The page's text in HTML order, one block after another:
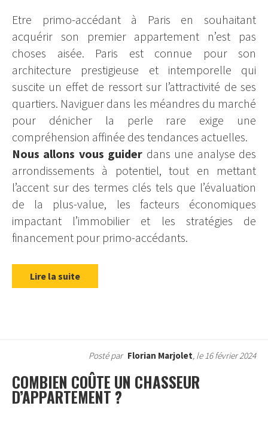
Etre primo-accédant à Paris en souhaitant
acquérir son premier appartement n’est pas
choses aisée. Paris est connue pour son
architecture prestigieuse et intemporelle qui
suscite un effet de ressort sur l’attractivité de ses
quartiers. Naviguer dans les méandres du marché
pour dénicher la perle rare exige une
compréhension affinée des tendances actuelles.
Nous allons vous guider dans une analyse des
arrondissements à potentiel, tout en mettant
l’accent sur des termes clés tels que l’évaluation
de la plus-value, les facteurs économiques
impactant l’immobilier et les stratégies de
financement pour primo-accédants.
Lire la suite
Posté par Florian Marjolet, le 16 février 2024
COMBIEN COÛTE UN CHASSEUR
D’APPARTEMENT ?